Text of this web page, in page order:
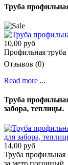
Труба
10,00 руб
Профильная труба
Отзывов (0)
Read more ...
Труба
забора, теплицы.
14,00 руб
Труба
за метр погонный.